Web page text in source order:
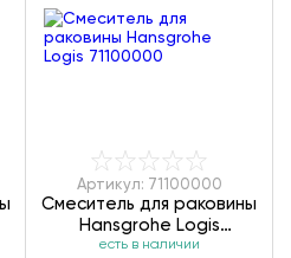
Артикул: 71100000
Смеситель для раковины
Hansgrohe Logis
71100000
есть в наличии